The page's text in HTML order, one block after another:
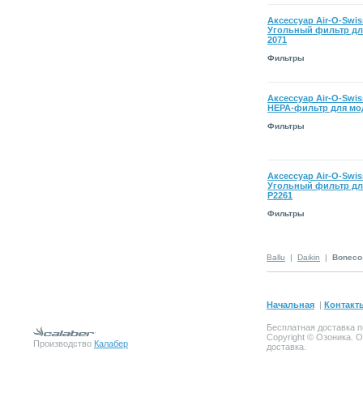
Аксессуар Air-O-
Угольный фильтр
2071
Фильтры
Аксессуар Air-O-
HEPA-фильтр для
Фильтры
Аксессуар Air-O-
Угольный фильтр
Р2261
Фильтры
Ballu | Daikin |
Начальная |
Производство Калабер
Бесплатная доставка
Copyright © Озоника.
доставка.